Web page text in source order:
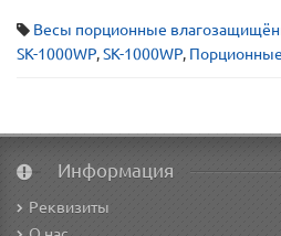
Весы порционные
SK-1000WP,SK-1000WP,
Информация
Реквизиты